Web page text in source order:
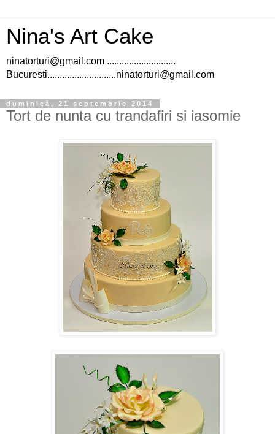
Nina's Art Cake
ninatorturi@gmail.com ............................
Bucuresti............................ninatorturi@gmail.com
duminică, 21 septembrie 2014
Tort de nunta cu trandafiri si iasomie